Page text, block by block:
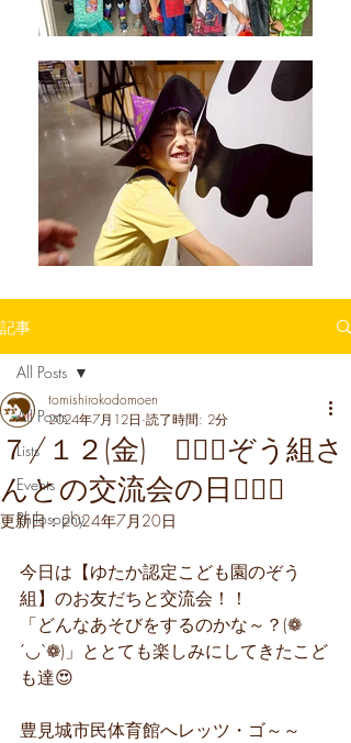
記事
All Posts
Lists
Events
Philosophy
All Posts
７/１２(金) 👨‍❤️‍👨ぞう組さ
んとの交流会の日👨‍❤️‍👨
tomishirokodomoen
2024年7月12日 読了時間: 2分
更新日：2024年7月20日
今日は【ゆたか認定こども園のぞう
組】のお友だちと交流会！！
「どんなあそびをするのかな～？(❁
´◡`❁)」ととても楽しみにしてきたこど
も達😍
豊見城市民体育館へレッツ・ゴ～～